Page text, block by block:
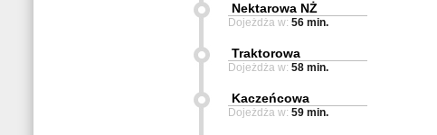
Nektarowa NŻ
Dojeżdża w: 56 min.
Traktorowa
Dojeżdża w: 58 min.
Kaczeńcowa
Dojeżdża w: 59 min.